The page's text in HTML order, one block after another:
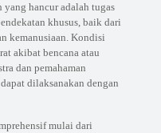
hancur adalah tugas
khusus, baik dari
kemanusiaan. Kondisi
akibat bencana atau
dan pemahaman
dilaksanakan dengan
mulai dari